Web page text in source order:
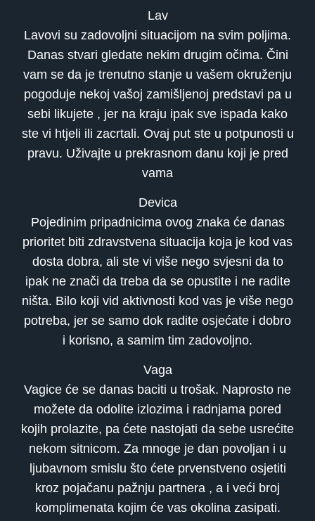
Lav
Lavovi su zadovoljni situacijom na svim poljima.
Danas stvari gledate nekim drugim očima. Čini
vam se da je trenutno stanje u vašem okruženju
pogoduje nekoj vašoj zamišljenoj predstavi pa u
sebi likujete , jer na kraju ipak sve ispada kako
ste vi htjeli ili zacrtali. Ovaj put ste u potpunosti u
pravu. Uživajte u prekrasnom danu koji je pred
vama
Devica
Pojedinim pripadnicima ovog znaka će danas
prioritet biti zdravstvena situacija koja je kod vas
dosta dobra, ali ste vi više nego svjesni da to
ipak ne znači da treba da se opustite i ne radite
ništa. Bilo koji vid aktivnosti kod vas je više nego
potreba, jer se samo dok radite osjećate i dobro
i korisno, a samim tim zadovoljno.
Vaga
Vagice će se danas baciti u trošak. Naprosto ne
možete da odolite izlozima i radnjama pored
kojih prolazite, pa ćete nastojati da sebe usrećite
nekom sitnicom. Za mnoge je dan povoljan i u
ljubavnom smislu što ćete prvenstveno osjetiti
kroz pojačanu pažnju partnera , a i veći broj
komplimenata kojim će vas okolina zasipati.